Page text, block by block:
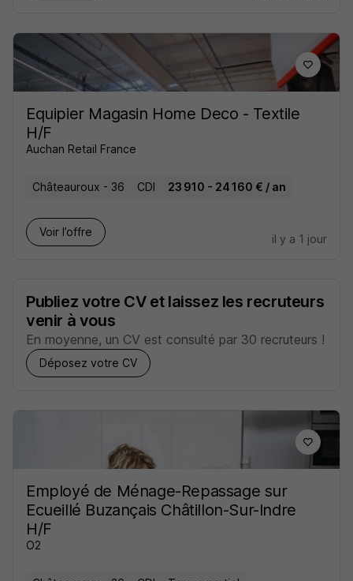
Equipier Magasin Home Deco - Textile
H/F
Auchan Retail France
Châteauroux - 36 CDI 23 910 - 24 160 € / an
Voir l’offre
il y a 1 jour
Publiez votre CV et laissez les recruteurs
venir à vous
En moyenne, un CV est consulté par 30 recruteurs !
Déposez votre CV
Employé de Ménage-Repassage sur
Ecueillé Buzançais Châtillon-Sur-Indre
H/F
O2